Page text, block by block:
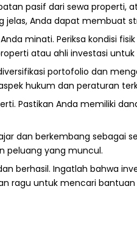
pasif dari sewa properti,
Anda dapat membuat
minati. Periksa kondisi
atau ahli investasi
portofolio dan
hukum dan peraturan
Pastikan Anda memiliki
dan berkembang sebagai
peluang yang muncul.
berhasil. Ingatlah bahwa
ragu untuk mencari bantuan